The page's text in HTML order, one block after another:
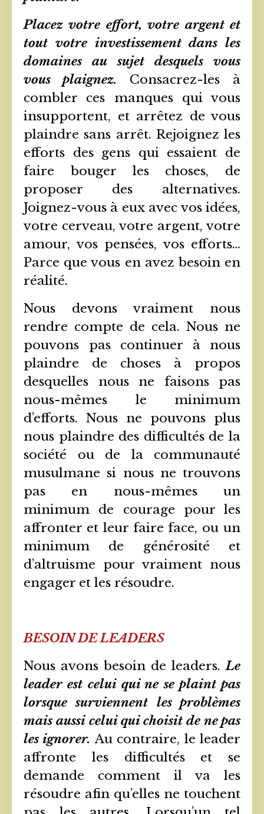
Placez votre effort, votre argent et
tout votre investissement dans les
domaines au sujet desquels vous
vous plaignez.
Consacrez-les à
combler ces manques qui vous
insupportent, et arrêtez de vous
plaindre sans arrêt. Rejoignez les
efforts des gens qui essaient de
faire bouger les choses, de
proposer des alternatives.
Joignez-vous à eux avec vos idées,
votre cerveau, votre argent, votre
amour, vos pensées, vos efforts…
Parce que vous en avez besoin en
réalité.
Nous devons vraiment nous
rendre compte de cela. Nous ne
pouvons pas continuer à nous
plaindre de choses à propos
desquelles nous ne faisons pas
nous-mêmes le minimum
d’efforts. Nous ne pouvons plus
nous plaindre des difficultés de la
société ou de la communauté
musulmane si nous ne trouvons
pas en nous-mêmes un
minimum de courage pour les
affronter et leur faire face, ou un
minimum de générosité et
d’altruisme pour vraiment nous
engager et les résoudre.
BESOIN DE LEADERS
Nous avons besoin de leaders.Le
leader est celui qui ne se plaint pas
lorsque surviennent les problèmes
mais aussi celui qui choisit de ne pas
les ignorer. Au contraire, le leader
affronte les difficultés et se
demande comment il va les
résoudre afin qu’elles ne touchent